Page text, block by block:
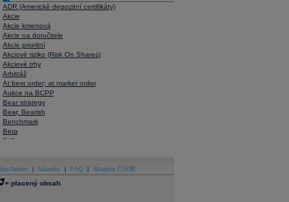
ADR (Americké depozitní certifikáty)
Akcie
Akcie kmenová
Akcie na doručitele
Akcie prioritní
Akciové riziko (Risk On Shares)
Akciové trhy
Arbitráž
At best order; at market order
Aukce na BCPP
Bear strategy
Bear, Bearish
Benchmark
Beta
BIC
Bonita
Book To Bill Ratio
Book Value
Náměty FAQ Skupina ČSOB
= placený obsah